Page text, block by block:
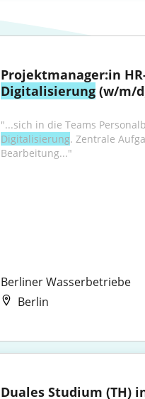
Projektmanager:in
Digitalisierung (w/m/
Digitalisierung. Zentrale
Bearbeitung..."
Berliner Wasserbetriebe
Berlin